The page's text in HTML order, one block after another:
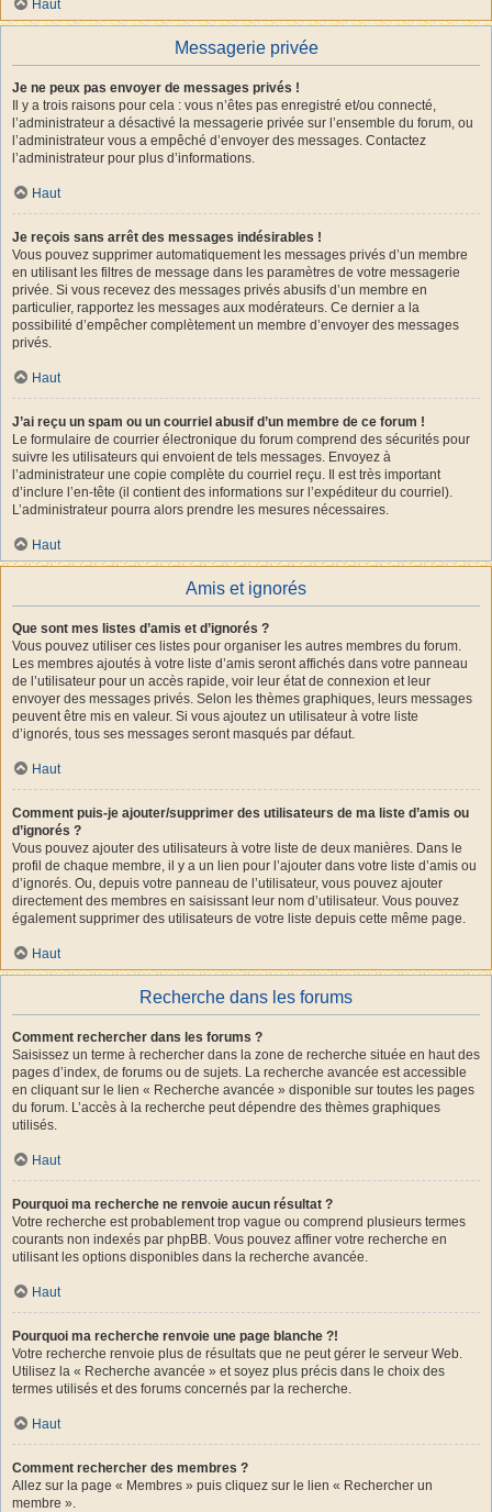
Haut
Messagerie privée
Je ne peux pas envoyer de messages privés !
Il y a trois raisons pour cela : vous n’êtes pas enregistré et/ou connecté,
l’administrateur a désactivé la messagerie privée sur l’ensemble du forum, ou
l’administrateur vous a empêché d’envoyer des messages. Contactez
l’administrateur pour plus d’informations.
Haut
Je reçois sans arrêt des messages indésirables !
Vous pouvez supprimer automatiquement les messages privés d’un membre
en utilisant les filtres de message dans les paramètres de votre messagerie
privée. Si vous recevez des messages privés abusifs d’un membre en
particulier, rapportez les messages aux modérateurs. Ce dernier a la
possibilité d’empêcher complètement un membre d’envoyer des messages
privés.
Haut
J’ai reçu un spam ou un courriel abusif d’un membre de ce forum !
Le formulaire de courrier électronique du forum comprend des sécurités pour
suivre les utilisateurs qui envoient de tels messages. Envoyez à
l’administrateur une copie complète du courriel reçu. Il est très important
d’inclure l’en-tête (il contient des informations sur l’expéditeur du courriel).
L’administrateur pourra alors prendre les mesures nécessaires.
Haut
Amis et ignorés
Que sont mes listes d’amis et d’ignorés ?
Vous pouvez utiliser ces listes pour organiser les autres membres du forum.
Les membres ajoutés à votre liste d’amis seront affichés dans votre panneau
de l’utilisateur pour un accès rapide, voir leur état de connexion et leur
envoyer des messages privés. Selon les thèmes graphiques, leurs messages
peuvent être mis en valeur. Si vous ajoutez un utilisateur à votre liste
d’ignorés, tous ses messages seront masqués par défaut.
Haut
Comment puis-je ajouter/supprimer des utilisateurs de ma liste d’amis ou
d’ignorés ?
Vous pouvez ajouter des utilisateurs à votre liste de deux manières. Dans le
profil de chaque membre, il y a un lien pour l’ajouter dans votre liste d’amis ou
d’ignorés. Ou, depuis votre panneau de l’utilisateur, vous pouvez ajouter
directement des membres en saisissant leur nom d’utilisateur. Vous pouvez
également supprimer des utilisateurs de votre liste depuis cette même page.
Haut
Recherche dans les forums
Comment rechercher dans les forums ?
Saisissez un terme à rechercher dans la zone de recherche située en haut des
pages d’index, de forums ou de sujets. La recherche avancée est accessible
en cliquant sur le lien « Recherche avancée » disponible sur toutes les pages
du forum. L’accès à la recherche peut dépendre des thèmes graphiques
utilisés.
Haut
Pourquoi ma recherche ne renvoie aucun résultat ?
Votre recherche est probablement trop vague ou comprend plusieurs termes
courants non indexés par phpBB. Vous pouvez affiner votre recherche en
utilisant les options disponibles dans la recherche avancée.
Haut
Pourquoi ma recherche renvoie une page blanche ?!
Votre recherche renvoie plus de résultats que ne peut gérer le serveur Web.
Utilisez la « Recherche avancée » et soyez plus précis dans le choix des
termes utilisés et des forums concernés par la recherche.
Haut
Comment rechercher des membres ?
Allez sur la page « Membres » puis cliquez sur le lien « Rechercher un
membre ».